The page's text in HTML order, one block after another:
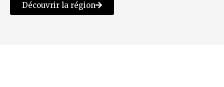
Découvrir la région